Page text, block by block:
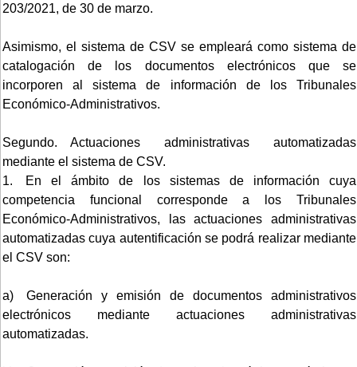
203/2021, de 30 de marzo.
Asimismo, el sistema de CSV se empleará como sistema de
catalogación de los documentos electrónicos que se
incorporen al sistema de información de los Tribunales
Económico-Administrativos.
Segundo. Actuaciones administrativas automatizadas
mediante el sistema de CSV.
1. En el ámbito de los sistemas de información cuya
competencia funcional corresponde a los Tribunales
Económico-Administrativos, las actuaciones administrativas
automatizadas cuya autentificación se podrá realizar mediante
el CSV son:
a) Generación y emisión de documentos administrativos
electrónicos mediante actuaciones administrativas
automatizadas.